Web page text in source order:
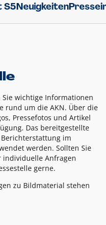
S5Neuigkeiten
wichtige Informationen
rund um die AKN. Über die
Pressefotos und Artikel
Das bereitgestellte
im
werden. Sollten Sie
individuelle Anfragen
gerne.
zu Bildmaterial stehen